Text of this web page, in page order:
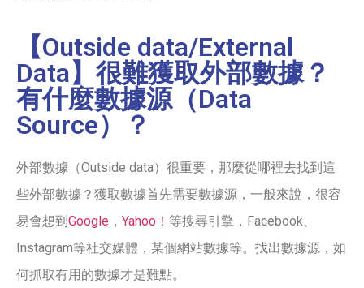
【Outside data/External
Data】很難獲取外部數據？
有什麼數據源（Data
Source）？
外部數據（Outside data）很重要，那麼從哪裡去找到這
些外部數據？獲取數據首先需要數據源，一般來說，很容
易會想到Google ， Yahoo！ 等搜尋引擎，Facebook、
Instagram等社交媒體，某個網站數據等。找出數據源，如
何抓取有用的數據才是難點。